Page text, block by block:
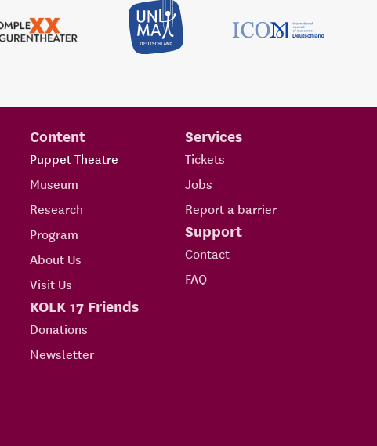
Content
Puppet Theatre
Museum
Research
Program
About Us
Visit Us
KOLK 17 Friends
Donations
Newsletter
Services
Tickets
Jobs
Report a barrier
Support
Contact
FAQ